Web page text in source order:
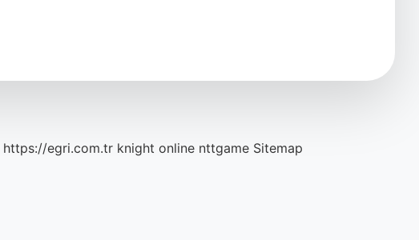
https://egri.com.tr knight online nttgame Sitemap